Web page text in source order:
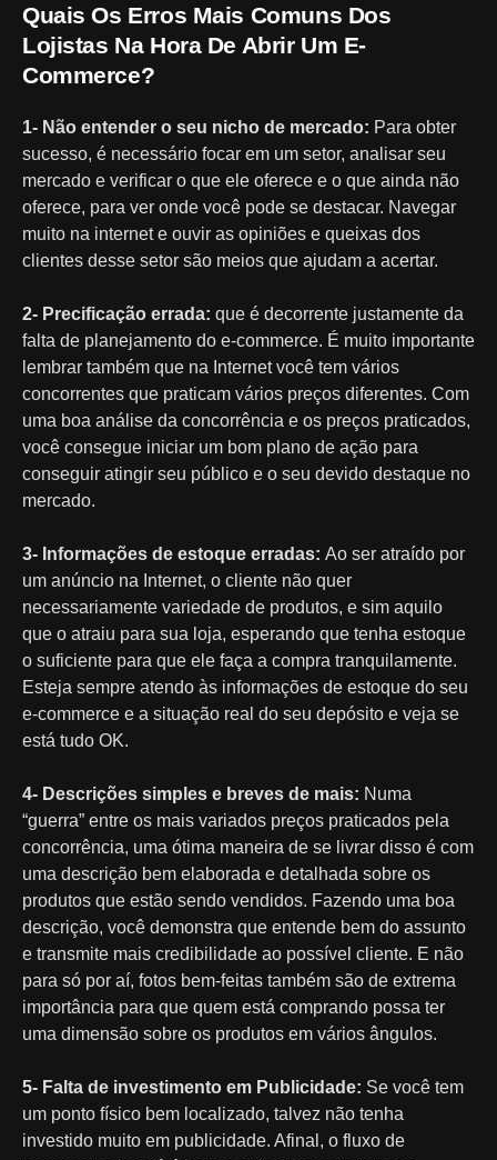
Quais Os Erros Mais Comuns Dos
Lojistas Na Hora De Abrir Um E-
Commerce?
1- Não entender o seu nicho de mercado: Para obter
sucesso, é necessário focar em um setor, analisar seu
mercado e verificar o que ele oferece e o que ainda não
oferece, para ver onde você pode se destacar. Navegar
muito na internet e ouvir as opiniões e queixas dos
clientes desse setor são meios que ajudam a acertar.
2- Precificação errada: que é decorrente justamente da
falta de planejamento do e-commerce. É muito importante
lembrar também que na Internet você tem vários
concorrentes que praticam vários preços diferentes. Com
uma boa análise da concorrência e os preços praticados,
você consegue iniciar um bom plano de ação para
conseguir atingir seu público e o seu devido destaque no
mercado.
3- Informações de estoque erradas: Ao ser atraído por
um anúncio na Internet, o cliente não quer
necessariamente variedade de produtos, e sim aquilo
que o atraiu para sua loja, esperando que tenha estoque
o suficiente para que ele faça a compra tranquilamente.
Esteja sempre atendo às informações de estoque do seu
e-commerce e a situação real do seu depósito e veja se
está tudo OK.
4- Descrições simples e breves de mais: Numa
“guerra” entre os mais variados preços praticados pela
concorrência, uma ótima maneira de se livrar disso é com
uma descrição bem elaborada e detalhada sobre os
produtos que estão sendo vendidos. Fazendo uma boa
descrição, você demonstra que entende bem do assunto
e transmite mais credibilidade ao possível cliente. E não
para só por aí, fotos bem-feitas também são de extrema
importância para que quem está comprando possa ter
uma dimensão sobre os produtos em vários ângulos.
5- Falta de investimento em Publicidade: Se você tem
um ponto físico bem localizado, talvez não tenha
investido muito em publicidade. Afinal, o fluxo de